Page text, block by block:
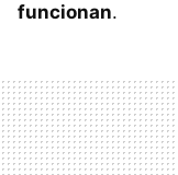
funcionan.